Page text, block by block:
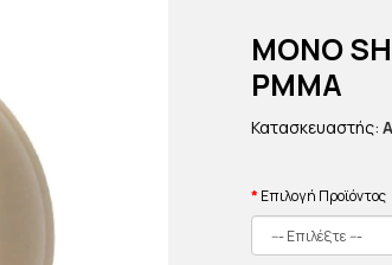
MONO
PMMA
Κατασκευαστής:
Επιλογή Προϊόντος